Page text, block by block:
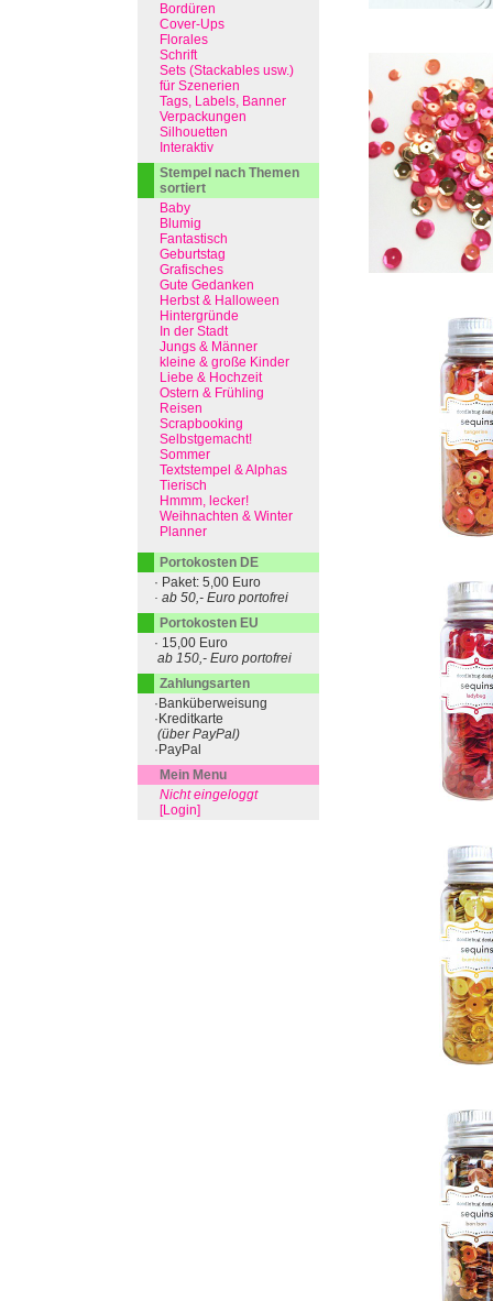
Bordüren
Cover-Ups
Florales
Schrift
Sets (Stackables usw.)
für Szenerien
Tags, Labels, Banner
Verpackungen
Silhouetten
Interaktiv
Stempel nach Themen
sortiert
Baby
Blumig
Fantastisch
Geburtstag
Grafisches
Gute Gedanken
Herbst & Halloween
Hintergründe
In der Stadt
Jungs & Männer
kleine & große Kinder
Liebe & Hochzeit
Ostern & Frühling
Reisen
Scrapbooking
Selbstgemacht!
Sommer
Textstempel & Alphas
Tierisch
Hmmm, lecker!
Weihnachten & Winter
Planner
Portokosten DE
· Paket: 5,00 Euro
· ab 50,- Euro portofrei
Portokosten EU
· 15,00 Euro
ab 150,- Euro portofrei
Zahlungsarten
·Banküberweisung
·Kreditkarte
(über PayPal)
·PayPal
Mein Menu
Nicht eingeloggt
[Login]